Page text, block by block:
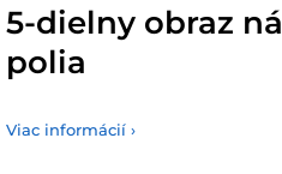
5-dielny obraz
polia
Viac informácií ›